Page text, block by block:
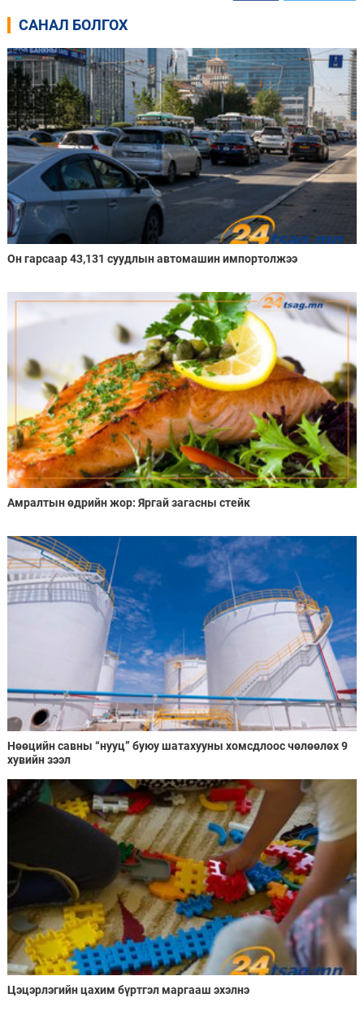
САНАЛ БОЛГОХ
Он гарсаар 43,131 суудлын автомашин импортолжээ
Амралтын өдрийн жор: Яргай загасны стейк
Нөөцийн савны “нууц” буюу шатахууны хомсдлоос чөлөөлөх 9
хувийн зээл
Цэцэрлэгийн цахим бүртгэл маргааш эхэлнэ